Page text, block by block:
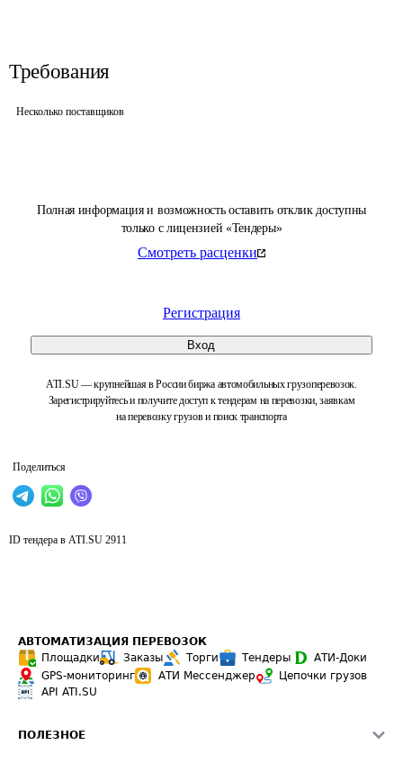
Полная информация и возможность оставить отклик доступны
только с лицензией «Тендеры»
Смотреть расценки
Регистрация
Вход
ATI.SU — крупнейшая в России биржа автомобильных грузоперевозок.
Зарегистрируйтесь и получите доступ к тендерам на перевозки, заявкам
на перевозку грузов и поиск транспорта
Поделиться
Требования
Несколько поставщиков
ID тендера в ATI.SU 2911
АВТОМАТИЗАЦИЯ ПЕРЕВОЗОК
Площадки
Заказы Торги Тендеры
АТИ-Доки
GPS-мониторинг
АТИ Мессенджер
Цепочки грузов
API ATI.SU
ПОЛЕЗНОЕ